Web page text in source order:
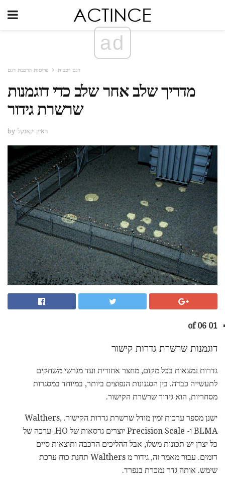
ad
דגם רכבות פריסות הרכבת דגם
מדריך שלב אחר שלב כדי דוגמנות
שרשרת גידור
by ראיין קאנקל
01 of 06
דוגמנות שרשרת גדרות קישור
גדרות נמצאות בכל מקום, מחצר אחורית ועד מגרשי משחקים
לתעשייה כבדה. בין הסגנונות הנפוצים ביותר, במיוחד במסגרות
מסחריות, הוא גידור שרשרת הקישור.
ישנן מספר ערכות זמין מודל שרשרת גדרות הקישור. Walthers,
BLMA ו- Precision Scale יוצרים גרסאות של HO. ערכה של
כל יצרן יש תכונות משלו, אבל ההליכים הרכבה ותוצאות סיים
דומים. עבור מאמר זה, גידור מ Walthers תחנת כוח ערכת
שימש. אותה גדר נמכרת בנפרד.